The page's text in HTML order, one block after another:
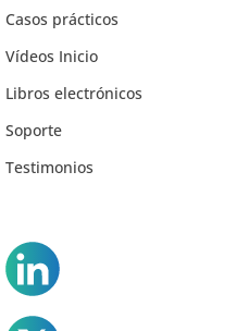
Casos prácticos
Vídeos Inicio
Libros electrónicos
Soporte
Testimonios